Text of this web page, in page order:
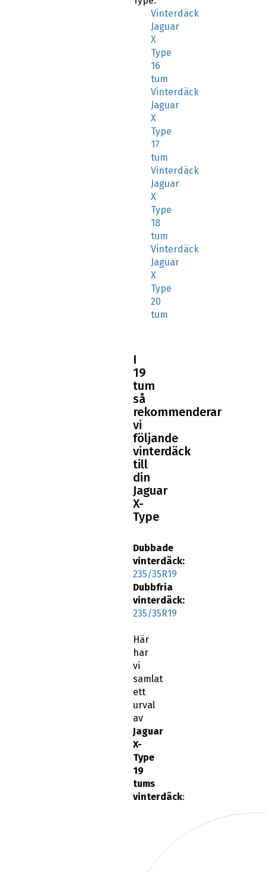
Vinterdäck
Jaguar
X
Type
16
tum
Vinterdäck
Jaguar
X
Type
17
tum
Vinterdäck
Jaguar
X
Type
18
tum
Vinterdäck
Jaguar
X
Type
20
tum
I
19
tum
så
rekommenderar
vi
följande
vinterdäck
till
din
Jaguar
X-
Type
Dubbade
vinterdäck:
235/35R19
Dubbfria
vinterdäck:
235/35R19
Här
har
vi
samlat
ett
urval
av
Jaguar
X-
Type
19
tums
vinterdäck: